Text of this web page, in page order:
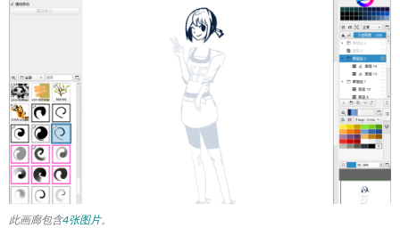
此画廊包含4张图片。